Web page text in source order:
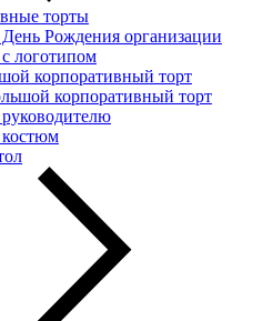
торты
Рождения организации
логотипом
корпоративный торт
корпоративный торт